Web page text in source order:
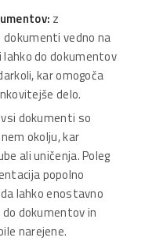
z
vedno na
lahko do dokumentov
kar omogoča
delo.
vsi dokumenti so
okolju, kar
ali uničenja. Poleg
popolno
lahko enostavno
dokumentov in
narejene.